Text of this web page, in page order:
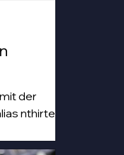
der
nthirteen
seine E-